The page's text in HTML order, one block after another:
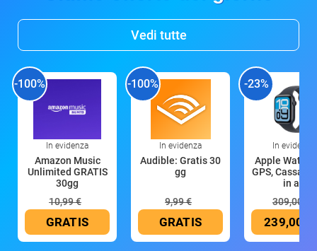
Vedi tutte
-100%
In evidenza
Amazon Music
Unlimited GRATIS
30gg
10,99 €
GRATIS
-100%
In evidenza
Audible: Gratis 30
gg
9,99 €
GRATIS
-23%
In evidenza
Apple Watch
GPS, Cassa
in all
309,00 €
239,00 €